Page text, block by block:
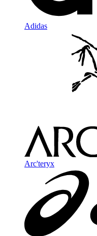
Adidas
Arc'teryx